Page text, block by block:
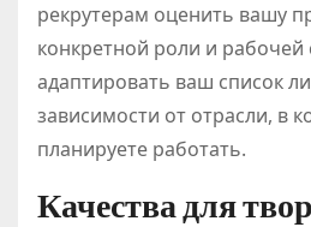
рекрутерам оценить вашу
конкретной роли и
адаптировать ваш список
зависимости от отрасли, в
планируете работать.
Качества для